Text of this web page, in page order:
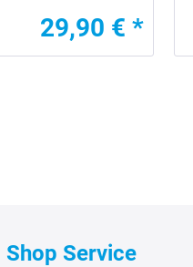
29,90 € *
Shop Service